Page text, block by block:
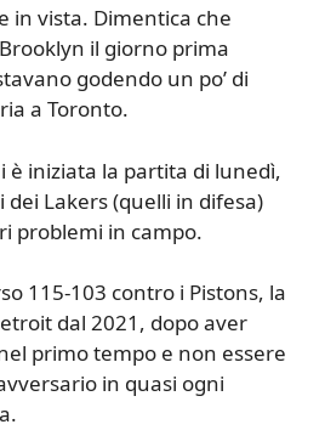
in vista. Dimentica che
il giorno prima
godendo un po’ di
a Toronto.
è iniziata la partita di lunedì,
Lakers (quelli in difesa)
problemi in campo.
115-103 contro i Pistons, la
dal 2021, dopo aver
primo tempo e non essere
in quasi ogni